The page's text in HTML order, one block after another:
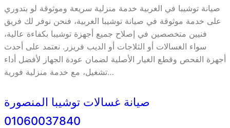
صيانة توشيبا في الغربية خدمة منزلية سريعة وموثوقة لو بتدوري
على خدمة موثوقة في صيانة توشيبا الغربية، فنحن نوفر لك فريق
فنيين متخصصين في إصلاح جميع أجهزة توشيبا بكفاءة عالية،
سواء الغسالات أو الثلاجات أو الديب فريزر. نعتمد على أحدث
أجهزة الفحص وقطع الغيار الأصلية لضمان عودة الجهاز لأفضل أداء
تشغيل، مع خدمة منزلية فورية…
صيانة غسالات توشيبا المنصورة
01060037840